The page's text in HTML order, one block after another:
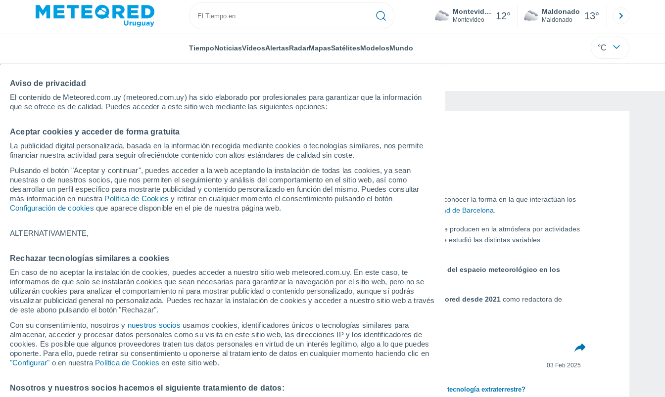
Aviso de privacidad
El contenido de Meteored.com.uy (meteored.com.uy) ha sido elaborado por profesionales para garantizar que la información
que se ofrece es de calidad. Puedes acceder a este sitio web mediante las siguientes opciones:
Aceptar cookies y acceder de forma gratuita
La publicidad digital personalizada, basada en la información recogida mediante cookies o tecnologías similares, nos permite
financiar nuestra actividad para seguir ofreciéndote contenido con altos estándares de calidad sin coste.
Pulsando el botón "Aceptar y continuar", puedes acceder a la web aceptando la instalación de todas las cookies, ya sean
nuestras o de nuestros socios, que nos permiten el seguimiento y análisis del comportamiento en el sitio web, así como
desarrollar un perfil específico para mostrarte publicidad y contenido personalizado en función del mismo. Puedes consultar
más información en nuestra Política de Cookies y retirar en cualquier momento el consentimiento pulsando el botón
Configuración de cookies que aparece disponible en el pie de nuestra página web.
ALTERNATIVAMENTE,
Rechazar tecnologías similares a cookies
En caso de no aceptar la instalación de cookies, puedes acceder a nuestro sitio web meteored.com.uy. En este caso, te
informamos de que solo se instalarán cookies que sean necesarias para garantizar la navegación por el sitio web, pero no se
utilizarán cookies para analizar el comportamiento ni para mostrar publicidad o contenido personalizado, aunque sí podrás
visualizar publicidad general no personalizada. Puedes rechazar la instalación de cookies y acceder a nuestro sitio web a través
de este abono pulsando el botón "Rechazar".
Con su consentimiento, nosotros y nuestros socios usamos cookies, identificadores únicos o tecnologías similares para
almacenar, acceder y procesar datos personales como su visita en este sitio web, las direcciones IP y los identificadores de
cookies. Es posible que algunos proveedores traten tus datos personales en virtud de un interés legítimo, algo a lo que puedes
oponerte. Para ello, puede retirar su consentimiento u oponerse al tratamiento de datos en cualquier momento haciendo clic en
"Configurar" o en nuestra Política de Cookies en este sitio web.
Nosotros y nuestros socios hacemos el siguiente tratamiento de datos:
Montevideo
Montevideo 12° Maldonado
Maldonado 13°
TiempoNoticiasVídeosAlertasRadarMapasSatélitesModelosMundo °C
Inicio Sobre nosotros Equipo Yurima Celdrán
Yurima Celdrán
Redactora -34 artículos
Graduada en Ciencias del Marpor laUniversidad de Las Palmas de Gran Canaria en 2016. Su gran inquietud por conocer la forma en la que interactúan los
océanos con la atmósfera le empujaron a cursar el Máster de Meteorología, finalizado en el 2017 en Universidad de Barcelona
Oceanógrafa y meteoróloga por vocación, sus grandes intereses en ayudar a entender y prevenir los cambios que se producen en la atmósfera por actividades
. Donde estudió las distintas variables
Además, Yurima cuenta con un año de experiencia enRadio Televisión Canariacomometeorológa y presentadora del espacio meteorológico en los
informativos. Realizando sus propias predicciones meteorológicas y editando contenidos meteorológicos.
Su pasión por transmitir sus conocimientos sobre meteorología y climatología, le han llevado a ser colabora enMeteored desde 2021 como redactora de
artículos divulgativos en materia meteorológica.
Artículos de Yurima Celdrán
03 Feb 2025
El Instituto SETI ante posibles esferas de Dyson: ¿hemos encontrado evidencias de tecnología extraterrestre?